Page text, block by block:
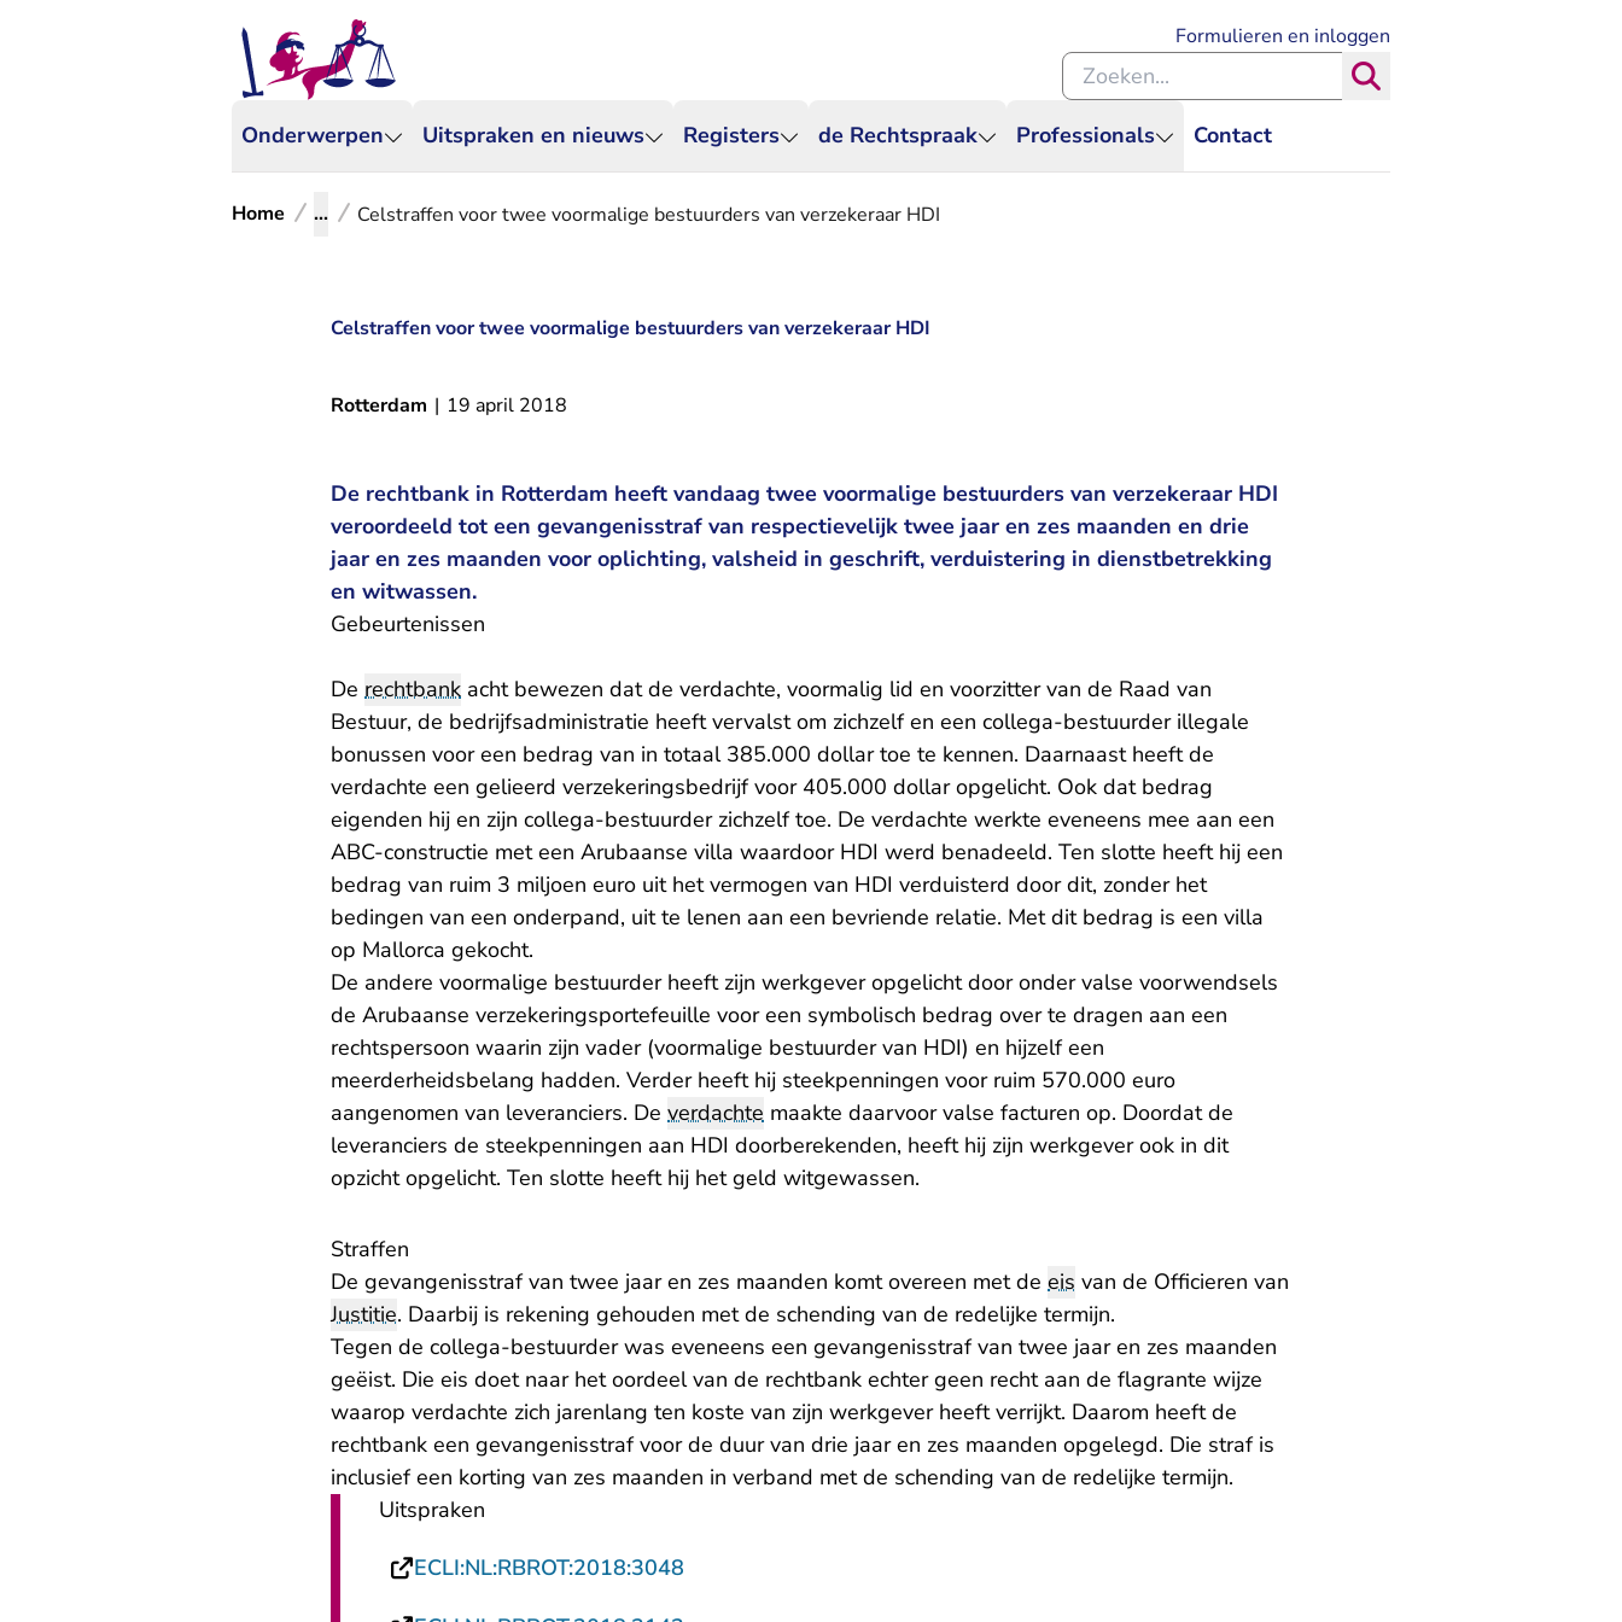
Onderwerpen Uitspraken en nieuws Registers de Rechtspraak Professionals Contact
Formulieren en inloggen
Zoeken binnen de Rechtspraak
Home ... Celstraffen voor twee voormalige bestuurders van verzekeraar HDI
Celstraffen voor twee voormalige bestuurders van verzekeraar HDI
Rotterdam | 19 april 2018
De rechtbank in Rotterdam heeft vandaag twee voormalige bestuurders van verzekeraar HDI
veroordeeld tot een gevangenisstraf van respectievelijk twee jaar en zes maanden en drie
jaar en zes maanden voor oplichting, valsheid in geschrift, verduistering in dienstbetrekking
en witwassen.
Gebeurtenissen
De rechtbank acht bewezen dat de verdachte, voormalig lid en voorzitter van de Raad van
Bestuur, de bedrijfsadministratie heeft vervalst om zichzelf en een collega-bestuurder illegale
bonussen voor een bedrag van in totaal 385.000 dollar toe te kennen. Daarnaast heeft de
verdachte een gelieerd verzekeringsbedrijf voor 405.000 dollar opgelicht. Ook dat bedrag
eigenden hij en zijn collega-bestuurder zichzelf toe. De verdachte werkte eveneens mee aan een
ABC-constructie met een Arubaanse villa waardoor HDI werd benadeeld. Ten slotte heeft hij een
bedrag van ruim 3 miljoen euro uit het vermogen van HDI verduisterd door dit, zonder het
bedingen van een onderpand, uit te lenen aan een bevriende relatie. Met dit bedrag is een villa
op Mallorca gekocht.
De andere voormalige bestuurder heeft zijn werkgever opgelicht door onder valse voorwendsels
de Arubaanse verzekeringsportefeuille voor een symbolisch bedrag over te dragen aan een
rechtspersoon waarin zijn vader (voormalige bestuurder van HDI) en hijzelf een
meerderheidsbelang hadden. Verder heeft hij steekpenningen voor ruim 570.000 euro
aangenomen van leveranciers. De verdachte maakte daarvoor valse facturen op. Doordat de
leveranciers de steekpenningen aan HDI doorberekenden, heeft hij zijn werkgever ook in dit
opzicht opgelicht. Ten slotte heeft hij het geld witgewassen.
Straffen
De gevangenisstraf van twee jaar en zes maanden komt overeen met de eis van de Officieren van
Justitie. Daarbij is rekening gehouden met de schending van de redelijke termijn.
Tegen de collega-bestuurder was eveneens een gevangenisstraf van twee jaar en zes maanden
geëist. Die eis doet naar het oordeel van de rechtbank echter geen recht aan de flagrante wijze
waarop verdachte zich jarenlang ten koste van zijn werkgever heeft verrijkt. Daarom heeft de
rechtbank een gevangenisstraf voor de duur van drie jaar en zes maanden opgelegd. Die straf is
inclusief een korting van zes maanden in verband met de schending van de redelijke termijn.
Uitspraken
ECLI:NL:RBROT:2018:3048